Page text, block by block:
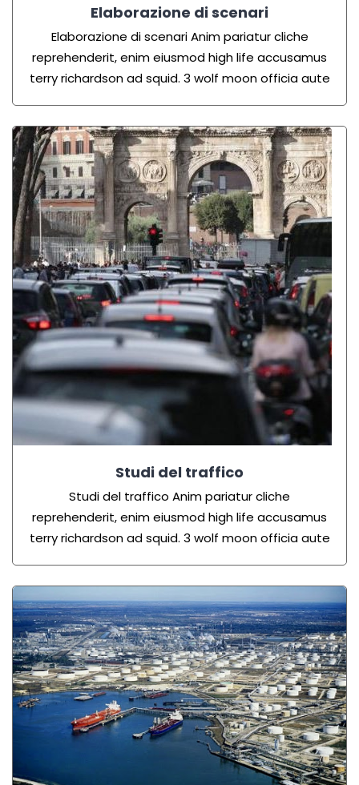
Elaborazione di scenari
Elaborazione di scenari Anim pariatur cliche
reprehenderit, enim eiusmod high life accusamus
terry richardson ad squid. 3 wolf moon officia aute
Studi del traffico
Studi del traffico Anim pariatur cliche
reprehenderit, enim eiusmod high life accusamus
terry richardson ad squid. 3 wolf moon officia aute